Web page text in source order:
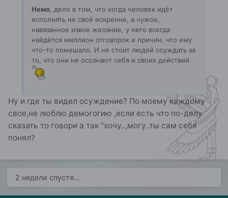
Немо , дело в том, что когда человек идёт
исполнять не своё искренне, а чужое,
навязанное извне желание, у него всегда
найдётся миллион отговорок и причин, что ему
что-то помешало. И не стоит людей осуждать за
то, что они не осознают себя и своих действий.
Ну и где ты видел осуждение? По моему каждому
свое,не люблю демогогию ,если есть что по-делу
сказать то говори а так "хочу..,могу..ты сам себя
понял?
2 недели спустя...